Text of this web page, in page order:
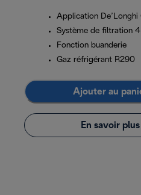
Application
Système de filtration
Fonction buanderie
Gaz réfrigérant R290
Ajouter au
En savoir plus